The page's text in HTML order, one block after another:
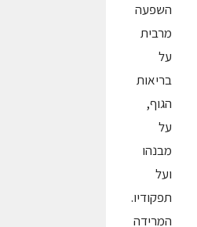
השפעה
מרבית
על
בריאות
הגוף,
על
מבנהו
ועל
תפקודיו.
המרידה